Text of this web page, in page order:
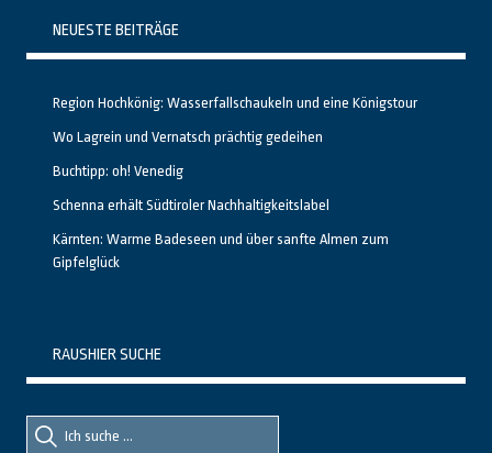
NEUESTE BEITRÄGE
Region Hochkönig: Wasserfallschaukeln und eine Königstour
Wo Lagrein und Vernatsch prächtig gedeihen
Buchtipp: oh! Venedig
Schenna erhält Südtiroler Nachhaltigkeitslabel
Kärnten: Warme Badeseen und über sanfte Almen zum
Gipfelglück
RAUSHIER SUCHE
Suche
nach::
Suche
nach: